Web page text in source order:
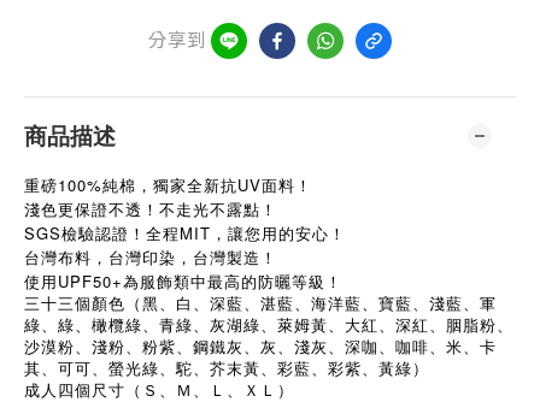
分享到
商品描述
重磅100%純棉，獨家全新抗UV面料！
淺色更保證不透！不走光不露點！
SGS檢驗認證！全程MIT，讓您用的安心！
台灣布料，台灣印染，台灣製造！
使用UPF50+為服飾類中最高的防曬等級！
三十三個顏色（黑、白、深藍、湛藍、海洋藍、寶藍、淺藍、軍
綠、綠、橄欖綠、青綠、灰湖綠、萊姆黃、大紅、深紅、胭脂粉、
沙漠粉、淺粉、粉紫、鋼鐵灰、灰、淺灰、深咖、咖啡、米、卡
其、可可、螢光綠、駝、芥末黃、彩藍、彩紫、黃綠）
成人四個尺寸（Ｓ、Ｍ、Ｌ、ＸＬ）